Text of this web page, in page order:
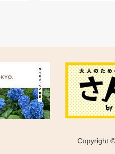
Copyright